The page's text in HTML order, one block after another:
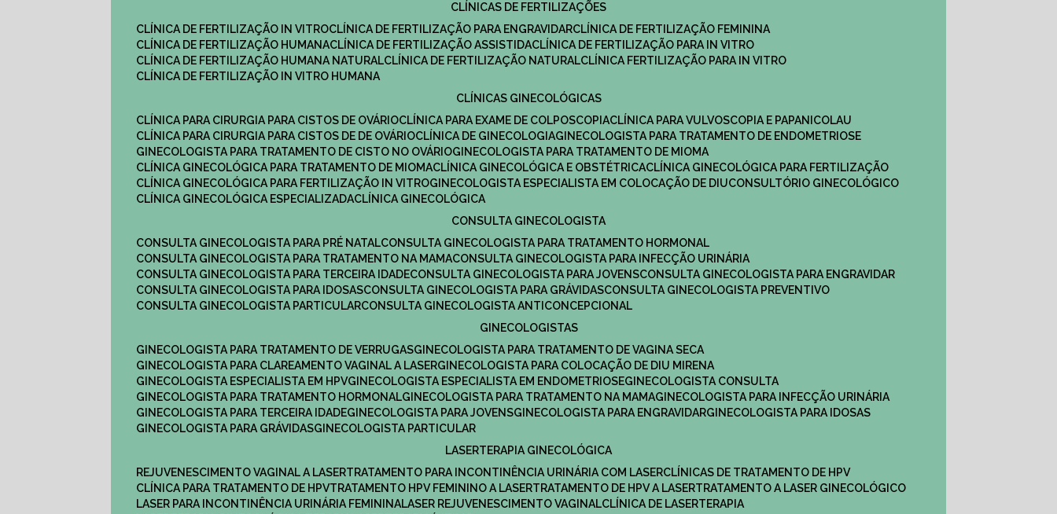
CLÍNICAS DE FERTILIZAÇÕES
CLÍNICA DE FERTILIZAÇÃO IN VITRO
CLÍNICA DE FERTILIZAÇÃO PARA ENGRAVIDAR
CLÍNICA DE FERTILIZAÇÃO FEMININA
CLÍNICA DE FERTILIZAÇÃO HUMANA
CLÍNICA DE FERTILIZAÇÃO ASSISTIDA
CLÍNICA DE FERTILIZAÇÃO PARA IN VITRO
CLÍNICA DE FERTILIZAÇÃO HUMANA NATURAL
CLÍNICA DE FERTILIZAÇÃO NATURAL
CLÍNICA FERTILIZAÇÃO PARA IN VITRO
CLÍNICA DE FERTILIZAÇÃO IN VITRO HUMANA
CLÍNICAS GINECOLÓGICAS
CLÍNICA PARA CIRURGIA PARA CISTOS DE OVÁRIO
CLÍNICA PARA EXAME DE COLPOSCOPIA
CLÍNICA PARA VULVOSCOPIA E PAPANICOLAU
CLÍNICA PARA CIRURGIA PARA CISTOS DE DE OVÁRIO
CLÍNICA DE GINECOLOGIA
GINECOLOGISTA PARA TRATAMENTO DE ENDOMETRIOSE
GINECOLOGISTA PARA TRATAMENTO DE CISTO NO OVÁRIO
GINECOLOGISTA PARA TRATAMENTO DE MIOMA
CLÍNICA GINECOLÓGICA PARA TRATAMENTO DE MIOMA
CLÍNICA GINECOLÓGICA E OBSTÉTRICA
CLÍNICA GINECOLÓGICA PARA FERTILIZAÇÃO
CLÍNICA GINECOLÓGICA PARA FERTILIZAÇÃO IN VITRO
GINECOLOGISTA ESPECIALISTA EM COLOCAÇÃO DE DIU
CONSULTÓRIO GINECOLÓGICO
CLÍNICA GINECOLÓGICA ESPECIALIZADA
CLÍNICA GINECOLÓGICA
CONSULTA GINECOLOGISTA
CONSULTA GINECOLOGISTA PARA PRÉ NATAL
CONSULTA GINECOLOGISTA PARA TRATAMENTO HORMONAL
CONSULTA GINECOLOGISTA PARA TRATAMENTO NA MAMA
CONSULTA GINECOLOGISTA PARA INFECÇÃO URINÁRIA
CONSULTA GINECOLOGISTA PARA TERCEIRA IDADE
CONSULTA GINECOLOGISTA PARA JOVENS
CONSULTA GINECOLOGISTA PARA ENGRAVIDAR
CONSULTA GINECOLOGISTA PARA IDOSAS
CONSULTA GINECOLOGISTA PARA GRÁVIDAS
CONSULTA GINECOLOGISTA PREVENTIVO
CONSULTA GINECOLOGISTA PARTICULAR
CONSULTA GINECOLOGISTA ANTICONCEPCIONAL
GINECOLOGISTAS
GINECOLOGISTA PARA TRATAMENTO DE VERRUGAS
GINECOLOGISTA PARA TRATAMENTO DE VAGINA SECA
GINECOLOGISTA PARA CLAREAMENTO VAGINAL A LASER
GINECOLOGISTA PARA COLOCAÇÃO DE DIU MIRENA
GINECOLOGISTA ESPECIALISTA EM HPV
GINECOLOGISTA ESPECIALISTA EM ENDOMETRIOSE
GINECOLOGISTA CONSULTA
GINECOLOGISTA PARA TRATAMENTO HORMONAL
GINECOLOGISTA PARA TRATAMENTO NA MAMA
GINECOLOGISTA PARA INFECÇÃO URINÁRIA
GINECOLOGISTA PARA TERCEIRA IDADE
GINECOLOGISTA PARA JOVENS GINECOLOGISTA PARA ENGRAVIDAR
GINECOLOGISTA PARA IDOSAS
GINECOLOGISTA PARA GRÁVIDAS
GINECOLOGISTA PARTICULAR
LASERTERAPIA GINECOLÓGICA
REJUVENESCIMENTO VAGINAL A LASER
TRATAMENTO PARA INCONTINÊNCIA URINÁRIA COM LASER
CLÍNICAS DE TRATAMENTO DE HPV
CLÍNICA PARA TRATAMENTO DE HPV
TRATAMENTO HPV FEMININO A LASER TRATAMENTO DE HPV A LASER
TRATAMENTO A LASER GINECOLÓGICO
LASER PARA INCONTINÊNCIA URINÁRIA FEMININA LASER REJUVENESCIMENTO VAGINAL
CLÍNICA DE LASERTERAPIA